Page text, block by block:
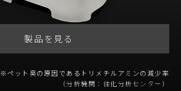
製品を見る
※ペット臭の原因であるトリメチルアミンの減少率
（分析機関：住化分析センター）